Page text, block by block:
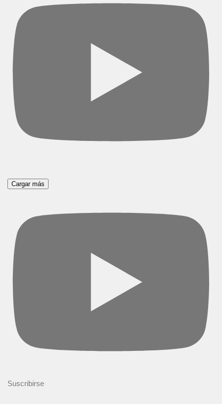
Cargar más
Suscribirse